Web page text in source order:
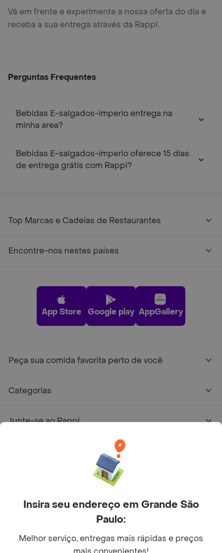
Vá em frente e experimente a nossa oferta do dia e
receba a sua entrega através da Rappi.
Perguntas Frequentes
Bebidas E-salgados-imperio entrega na
minha area?
Bebidas E-salgados-imperio oferece 15 dias
de entrega grátis com Rappi?
Top Marcas e Cadeias de Restaurantes
Encontre-nos nestes países
App Store Google play AppGallery
Peça sua comida favorita perto de você
Categorias
Junte-se ao Rappi
Facebook
Twitter
©2026Rappi Inc. All rights reserved.
Insira seu endereço em Grande São
Paulo:
Melhor serviço, entregas mais rápidas e preços